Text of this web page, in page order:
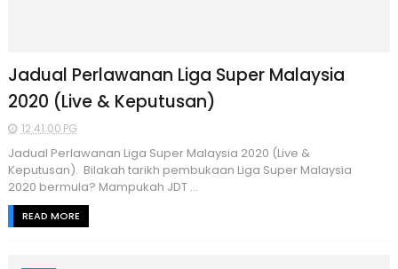
Jadual Perlawanan Liga Super Malaysia
2020 (Live & Keputusan)
12:41:00 PG
Jadual Perlawanan Liga Super Malaysia 2020 (Live &
Keputusan). Bilakah tarikh pembukaan Liga Super Malaysia
2020 bermula? Mampukah JDT ...
READ MORE